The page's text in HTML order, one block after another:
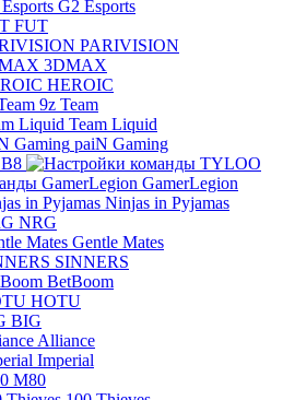
G2 Esports
FUT
PARIVISION
3DMAX
HEROIC
9z Team
Team Liquid
paiN Gaming
B8
GamerLegion
Ninjas in Pyjamas
NRG
Gentle Mates
SINNERS
BetBoom
HOTU
BIG
Alliance
Imperial
M80